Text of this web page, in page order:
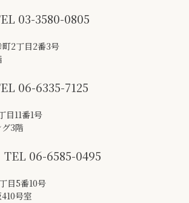
03-3580-0805
2丁目2番3号
06-6335-7125
目11番1号
3階
TEL 06-6585-0495
目5番10号
号室